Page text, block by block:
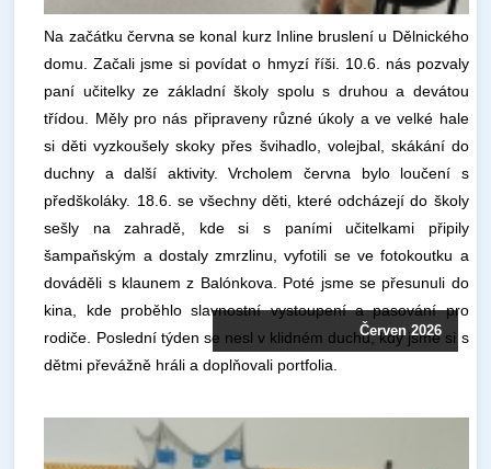
Červen 2026
Na začátku června se konal kurz Inline bruslení u Dělnického
domu. Začali jsme si povídat o hmyzí říši. 10.6. nás pozvaly
paní učitelky ze základní školy spolu s druhou a devátou
třídou. Měly pro nás připraveny různé úkoly a ve velké hale
si děti vyzkoušely skoky přes švihadlo, volejbal, skákání do
duchny a další aktivity. Vrcholem června bylo loučení s
předškoláky. 18.6. se všechny děti, které odcházejí do školy
sešly na zahradě, kde si s paními učitelkami připily
šampaňským a dostaly zmrzlinu, vyfotili se ve fotokoutku a
dováděli s klaunem z Balónkova. Poté jsme se přesunuli do
kina, kde proběhlo slavnostní vystoupení a pasování pro
rodiče. Poslední týden se nesl v klidném duchu, kdy jsme si s
dětmi převážně hráli a doplňovali portfolia.